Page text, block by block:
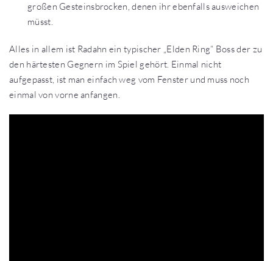
großen Gesteinsbrocken, denen ihr ebenfalls ausweichen
müsst.
Alles in allem ist Radahn ein typischer „Elden Ring“ Boss der zu
den härtesten Gegnern im Spiel gehört. Einmal nicht
aufgepasst, ist man einfach weg vom Fenster und muss noch
einmal von vorne anfangen.